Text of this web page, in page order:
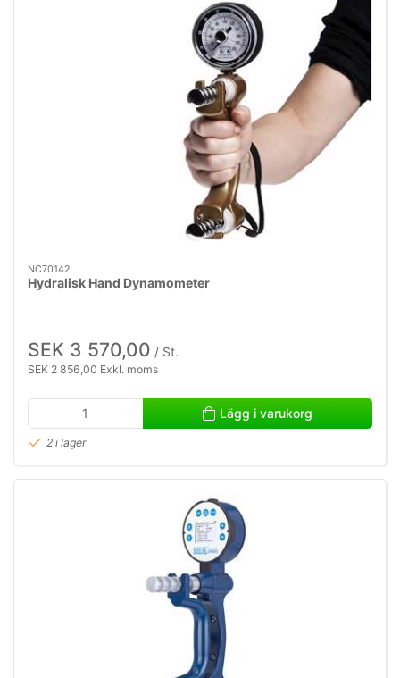
NC70142
Hydralisk Hand Dynamometer
SEK 3 570,00 / St.
SEK 2 856,00 Exkl. moms
Lägg i varukorg
2 i lager